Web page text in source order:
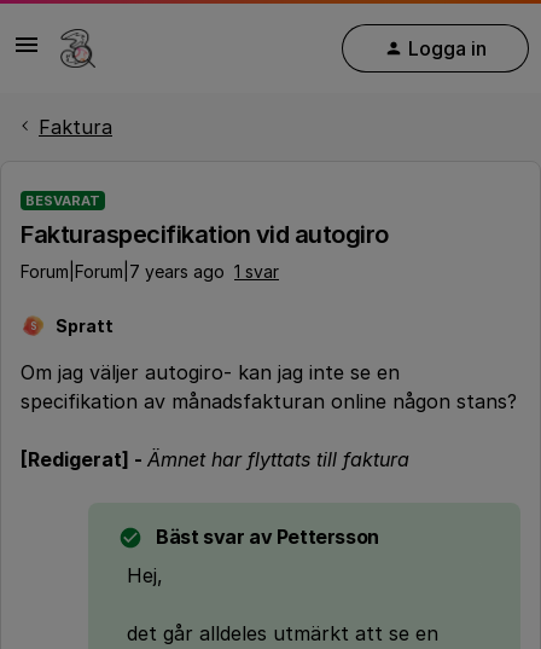
Logga in
Faktura
BESVARAT
Fakturaspecifikation vid autogiro
Forum|Forum|7 years ago 1 svar
S Spratt
Om jag väljer autogiro- kan jag inte se en
specifikation av månadsfakturan online någon stans?
[Redigerat] - Ämnet har flyttats till faktura
Bäst svar av Pettersson
Hej,
det går alldeles utmärkt att se en